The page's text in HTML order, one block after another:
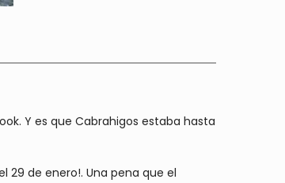
Y es que Cabrahigos estaba hasta
29 de enero!. Una pena que el